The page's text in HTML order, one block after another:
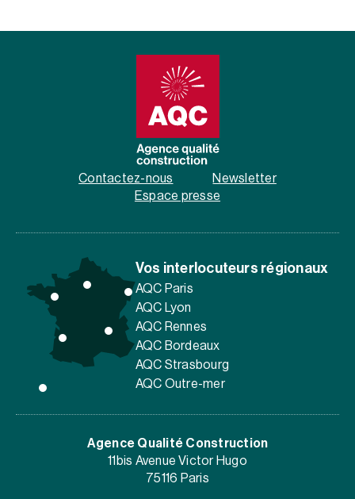
Contactez-nous
Newsletter
Espace presse
Vos interlocuteurs régionaux
AQC Paris
AQC Lyon
AQC Rennes
AQC Bordeaux
AQC Strasbourg
AQC Outre-mer
Agence Qualité Construction
11bis Avenue Victor Hugo
75116 Paris